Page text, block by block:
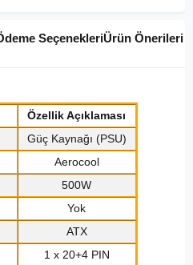
SeçenekleriÜrün Önerileri
Özellik Açıklaması
Güç Kaynağı (PSU)
Aerocool
500W
Yok
ATX
1 x 20+4 PIN